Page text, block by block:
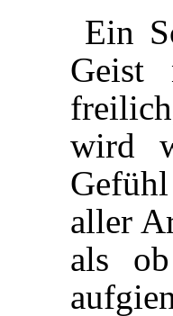
Ein
Geist
wird
aller
als